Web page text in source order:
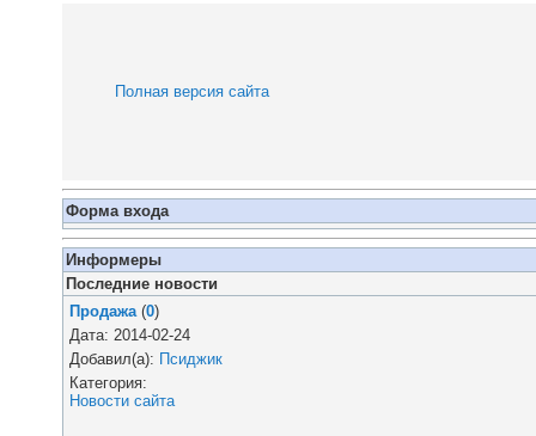
Полная версия сайта
Форма входа
Информеры
Последние новости
Продажа (0)
Дата: 2014-02-24
Добавил(а): Псиджик
Категория:
Новости сайта